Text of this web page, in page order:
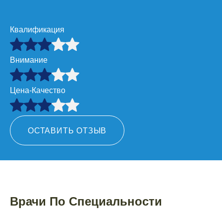
Квалификация
Внимание
Цена-Качество
ОСТАВИТЬ ОТЗЫВ
Врачи По Специальности